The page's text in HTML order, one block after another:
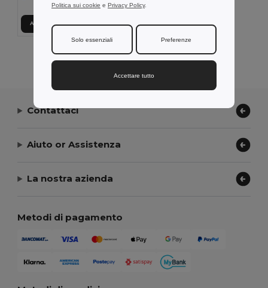
Aggiungi al carrello
Visualizzazione Di Tutti I Prodotti.
Contattaci
Aiuto or Assistenza
La nostra azienda
Metodi di pagamento
Politica sui cookie e Privacy Policy.
Solo essenziali Preferenze
Accettare tutto